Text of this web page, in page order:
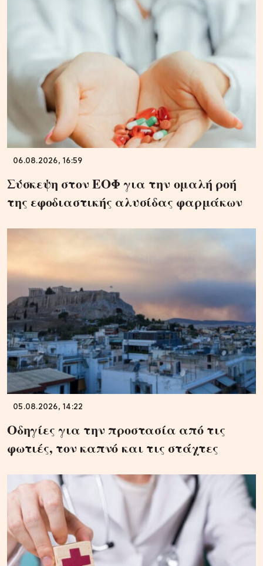
06.08.2026, 16:59
Σύσκεψη στον ΕΟΦ για την ομαλή ροή
της εφοδιαστικής αλυσίδας φαρμάκων
05.08.2026, 14:22
Οδηγίες για την προστασία από τις
φωτιές, τον καπνό και τις στάχτες